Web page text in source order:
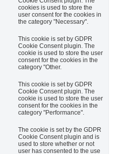
cookies is used to store the
user consent for the cookies in
the category "Necessary".
This cookie is set by GDPR
Cookie Consent plugin. The
cookie is used to store the user
consent for the cookies in the
category "Other.
This cookie is set by GDPR
Cookie Consent plugin. The
cookie is used to store the user
consent for the cookies in the
category "Performance".
The cookie is set by the GDPR
Cookie Consent plugin and is
used to store whether or not
user has consented to the use